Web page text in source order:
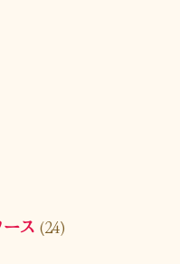
ス (24)